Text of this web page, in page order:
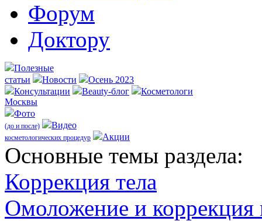
Форум
Доктору
Полезные
статьи
Новости
Осень 2023
Консультации
Beauty-блог
Косметологи
Москвы
Фото
(до и после) Видео
косметологических процедур Акции
Оcновные темы раздела:
Коррекция тела
Омоложение и коррекция